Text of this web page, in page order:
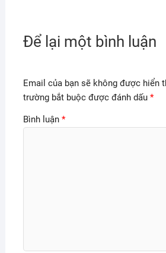
Để lại một bình luận
Email của bạn sẽ không được hiển
trường bắt buộc được đánh dấu *
Bình luận *